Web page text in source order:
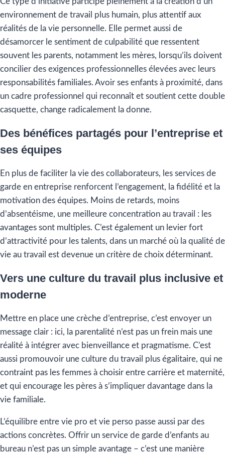
environnement de travail plus humain, plus attentif aux
réalités de la vie personnelle. Elle permet aussi de
désamorcer le sentiment de culpabilité que ressentent
souvent les parents, notamment les mères, lorsqu’ils doivent
concilier des exigences professionnelles élevées avec leurs
responsabilités familiales. Avoir ses enfants à proximité, dans
un cadre professionnel qui reconnaît et soutient cette double
casquette, change radicalement la donne.
Des bénéfices partagés pour l’entreprise et
ses équipes
En plus de faciliter la vie des collaborateurs, les services de
garde en entreprise renforcent l’engagement, la fidélité et la
motivation des équipes. Moins de retards, moins
d’absentéisme, une meilleure concentration au travail : les
avantages sont multiples. C’est également un levier fort
d’attractivité pour les talents, dans un marché où la qualité de
vie au travail est devenue un critère de choix déterminant.
Vers une culture du travail plus inclusive et
moderne
Mettre en place une crèche d’entreprise, c’est envoyer un
message clair : ici, la parentalité n’est pas un frein mais une
réalité à intégrer avec bienveillance et pragmatisme. C’est
aussi promouvoir une culture du travail plus égalitaire, qui ne
contraint pas les femmes à choisir entre carrière et maternité,
et qui encourage les pères à s’impliquer davantage dans la
vie familiale.
L’équilibre entre vie pro et vie perso passe aussi par des
actions concrètes. Offrir un service de garde d’enfants au
bureau n’est pas un simple avantage – c’est une manière